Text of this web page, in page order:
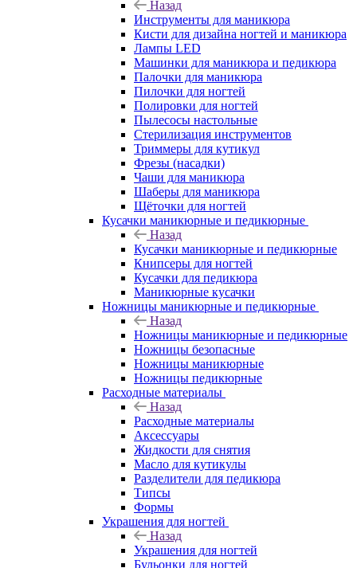
Назад
Инструменты для маникюра
Кисти для дизайна ногтей и маникюра
Лампы LED
Машинки для маникюра и педикюра
Палочки для маникюра
Пилочки для ногтей
Полировки для ногтей
Пылесосы настольные
Стерилизация инструментов
Триммеры для кутикул
Фрезы (насадки)
Чаши для маникюра
Шаберы для маникюра
Щёточки для ногтей
Кусачки маникюрные и педикюрные
Назад
Кусачки маникюрные и педикюрные
Книпсеры для ногтей
Кусачки для педикюра
Маникюрные кусачки
Ножницы маникюрные и педикюрные
Назад
Ножницы маникюрные и педикюрные
Ножницы безопасные
Ножницы маникюрные
Ножницы педикюрные
Расходные материалы
Назад
Расходные материалы
Аксессуары
Жидкости для снятия
Масло для кутикулы
Разделители для педикюра
Типсы
Формы
Украшения для ногтей
Назад
Украшения для ногтей
Бульонки для ногтей